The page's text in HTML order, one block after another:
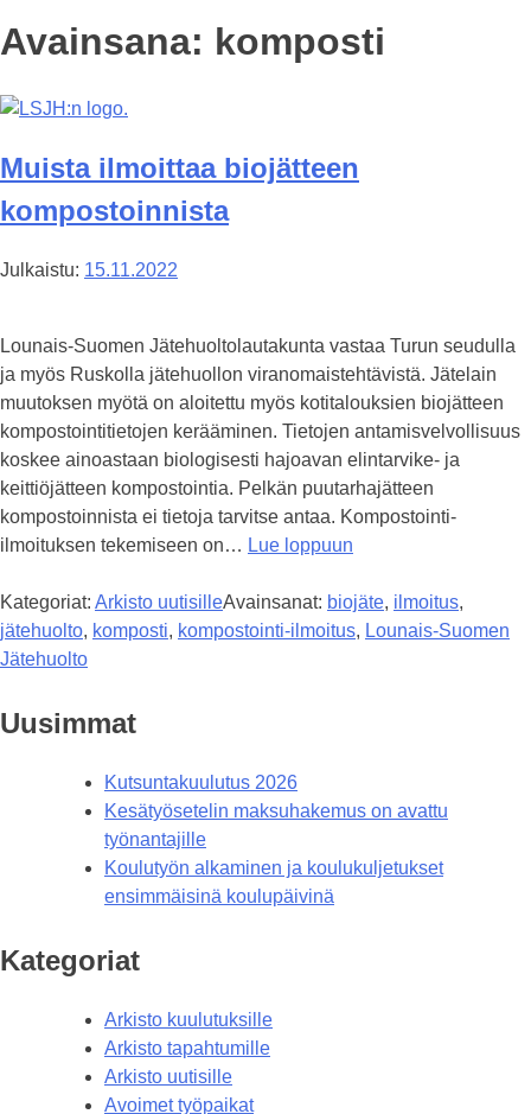
Avainsana: komposti
Muista ilmoittaa biojätteen
kompostoinnista
Julkaistu: 15.11.2022
Lounais-Suomen Jätehuoltolautakunta vastaa Turun seudulla
ja myös Ruskolla jätehuollon viranomaistehtävistä. Jätelain
muutoksen myötä on aloitettu myös kotitalouksien biojätteen
kompostointitietojen kerääminen. Tietojen antamisvelvollisuus
koskee ainoastaan biologisesti hajoavan elintarvike- ja
keittiöjätteen kompostointia. Pelkän puutarhajätteen
kompostoinnista ei tietoja tarvitse antaa. Kompostointi-
ilmoituksen tekemiseen on… Lue loppuun
Kategoriat: Arkisto uutisilleAvainsanat: biojäte, ilmoitus,
jätehuolto, komposti, kompostointi-ilmoitus, Lounais-Suomen
Jätehuolto
Uusimmat
Kutsuntakuulutus 2026
Kesätyösetelin maksuhakemus on avattu
työnantajille
Koulutyön alkaminen ja koulukuljetukset
ensimmäisinä koulupäivinä
Kategoriat
Arkisto kuulutuksille
Arkisto tapahtumille
Arkisto uutisille
Avoimet työpaikat